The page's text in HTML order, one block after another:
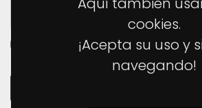
cookies.
¡Acepta su uso y
navegando!
HE LEÍDO Y ACEPTO LA POLÍTICA